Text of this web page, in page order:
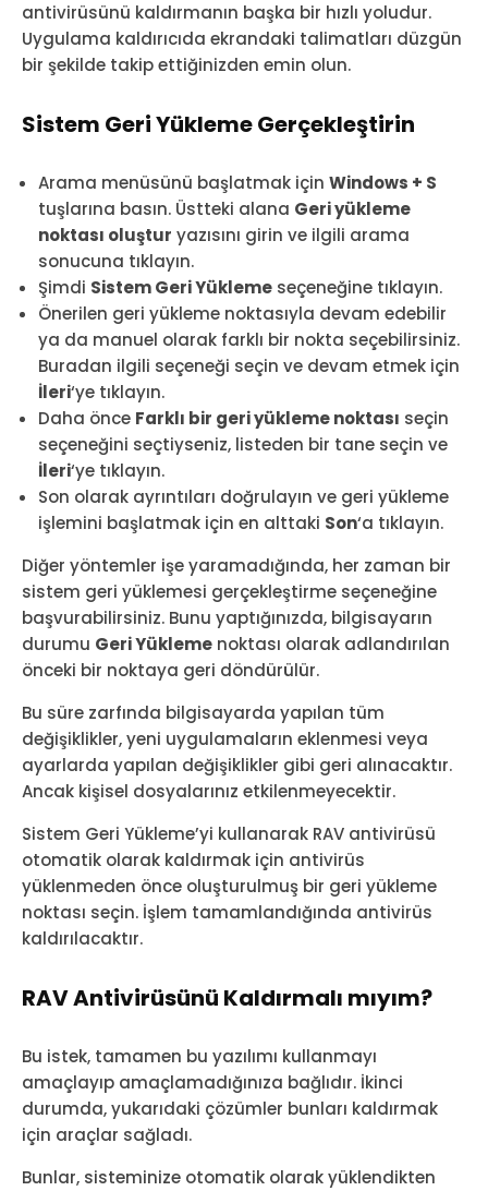
antivirüsünü kaldırmanın başka bir hızlı yoludur.
Uygulama kaldırıcıda ekrandaki talimatları düzgün
bir şekilde takip ettiğinizden emin olun.
Sistem Geri Yükleme Gerçekleştirin
Arama menüsünü başlatmak için Windows + S
tuşlarına basın. Üstteki alana Geri yükleme
noktası oluştur yazısını girin ve ilgili arama
sonucuna tıklayın.
Şimdi Sistem Geri Yükleme seçeneğine tıklayın.
Önerilen geri yükleme noktasıyla devam edebilir
ya da manuel olarak farklı bir nokta seçebilirsiniz.
Buradan ilgili seçeneği seçin ve devam etmek için
İleri‘ye tıklayın.
Daha önce Farklı bir geri yükleme noktası seçin
seçeneğini seçtiyseniz, listeden bir tane seçin ve
İleri‘ye tıklayın.
Son olarak ayrıntıları doğrulayın ve geri yükleme
işlemini başlatmak için en alttaki Son‘a tıklayın.
Diğer yöntemler işe yaramadığında, her zaman bir
sistem geri yüklemesi gerçekleştirme seçeneğine
başvurabilirsiniz. Bunu yaptığınızda, bilgisayarın
durumu Geri Yükleme noktası olarak adlandırılan
önceki bir noktaya geri döndürülür.
Bu süre zarfında bilgisayarda yapılan tüm
değişiklikler, yeni uygulamaların eklenmesi veya
ayarlarda yapılan değişiklikler gibi geri alınacaktır.
Ancak kişisel dosyalarınız etkilenmeyecektir.
Sistem Geri Yükleme’yi kullanarak RAV antivirüsü
otomatik olarak kaldırmak için antivirüs
yüklenmeden önce oluşturulmuş bir geri yükleme
noktası seçin. İşlem tamamlandığında antivirüs
kaldırılacaktır.
RAV Antivirüsünü Kaldırmalı mıyım?
Bu istek, tamamen bu yazılımı kullanmayı
amaçlayıp amaçlamadığınıza bağlıdır. İkinci
durumda, yukarıdaki çözümler bunları kaldırmak
için araçlar sağladı.
Bunlar, sisteminize otomatik olarak yüklendikten